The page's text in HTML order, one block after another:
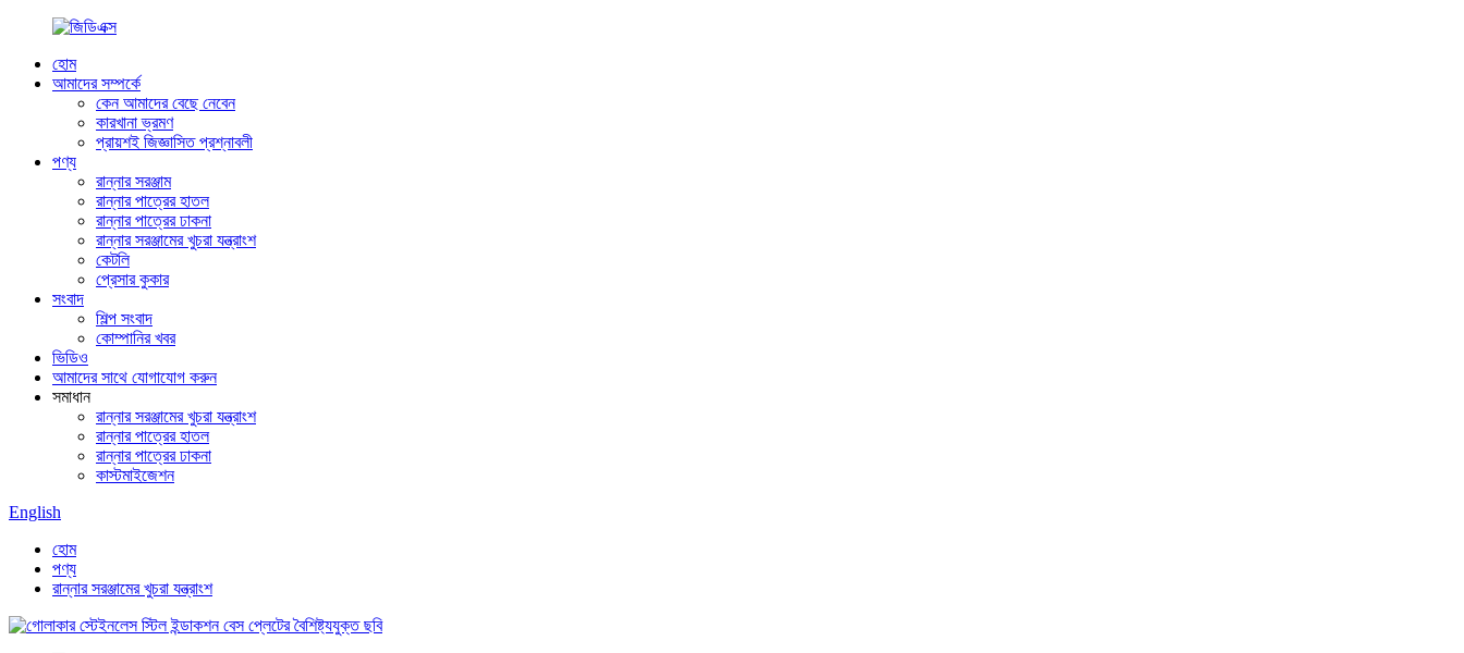
হোম
আমাদের সম্পর্কে
কেন আমাদের বেছে নেবেন
কারখানা ভ্রমণ
প্রায়শই জিজ্ঞাসিত প্রশ্নাবলী
পণ্য
রান্নার সরঞ্জাম
রান্নার পাত্রের হাতল
রান্নার পাত্রের ঢাকনা
রান্নার সরঞ্জামের খুচরা যন্ত্রাংশ
কেটলি
প্রেসার কুকার
সংবাদ
শিল্প সংবাদ
কোম্পানির খবর
ভিডিও
আমাদের সাথে যোগাযোগ করুন
সমাধান
রান্নার সরঞ্জামের খুচরা যন্ত্রাংশ
রান্নার পাত্রের হাতল
রান্নার পাত্রের ঢাকনা
কাস্টমাইজেশন
English
হোম
পণ্য
রান্নার সরঞ্জামের খুচরা যন্ত্রাংশ